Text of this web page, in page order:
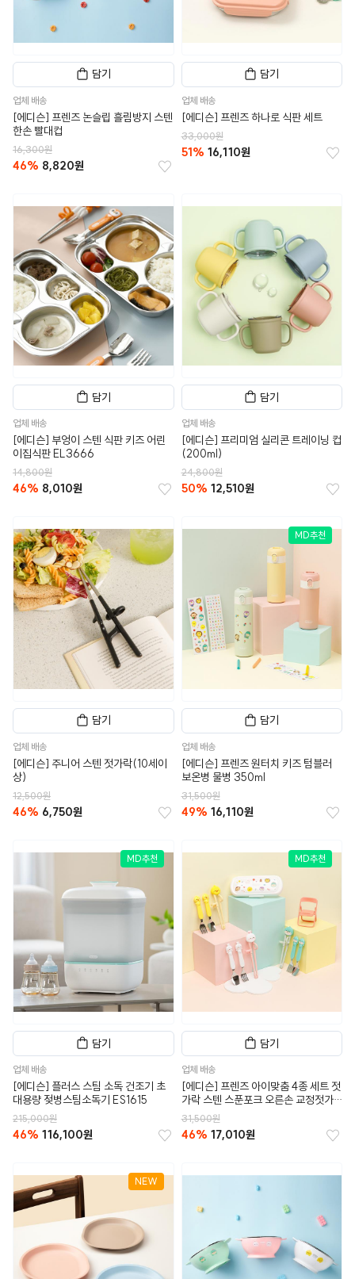
담기
업체 배송
[에디슨] 프렌즈 논슬립 흘림방지 스텐
한손 빨대컵
16,300원
46% 8,820원
담기
업체 배송
[에디슨] 프렌즈 하나로 식판 세트
33,000원
51% 16,110원
담기
업체 배송
[에디슨] 부엉이 스텐 식판 키즈 어린
이집식판 EL3666
14,800원
46% 8,010원
담기
업체 배송
[에디슨] 프리미엄 실리콘 트레이닝 컵
(200ml)
24,800원
50% 12,510원
담기
업체 배송
[에디슨] 주니어 스텐 젓가락(10세이
상)
12,500원
46% 6,750원
MD추천
담기
업체 배송
[에디슨] 프렌즈 원터치 키즈 텀블러
보온병 물병 350ml
31,500원
49% 16,110원
MD추천
담기
업체 배송
[에디슨] 플러스 스팀 소독 건조기 초
대용량 젖병스팀소독기 ES1615
215,000원
46% 116,100원
MD추천
담기
업체 배송
[에디슨] 프렌즈 아이맞춤 4종 세트 젓
가락 스텐 스푼포크 오른손 교정젓가
락 케이스 세트
31,500원
46% 17,010원
NEW